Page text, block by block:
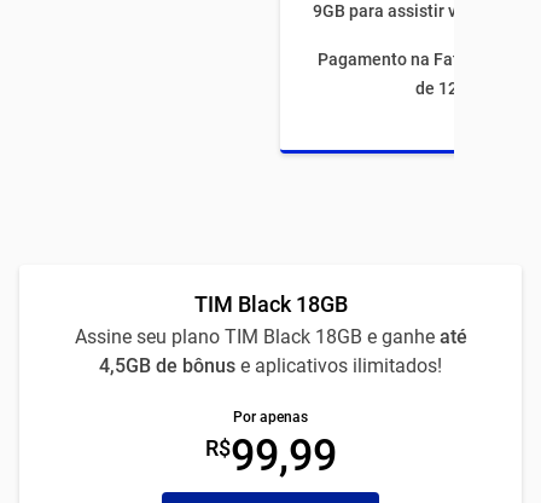
9GB para assistir vídeos por
Pagamento na Fatura com
de 12 meses
TIM Black 18GB
Assine seu plano TIM Black 18GB e ganhe até
4,5GB de bônus e aplicativos ilimitados!
Por apenas
R$99,99